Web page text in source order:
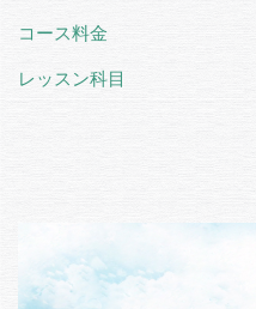
コース料金
レッスン科目